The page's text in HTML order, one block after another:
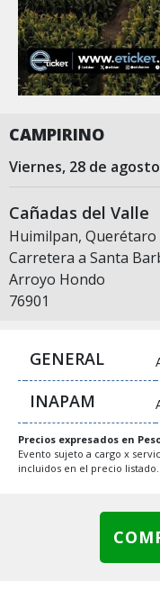
CAMPIRINO
viernes, 28 de
Cañadas del Valle
Huimilpan, Querétaro
Carretera a Santa
Arroyo Hondo
76901
GENERAL
INAPAM
Precios expresados en
Evento sujeto a cargo x
incluidos en el precio listado.